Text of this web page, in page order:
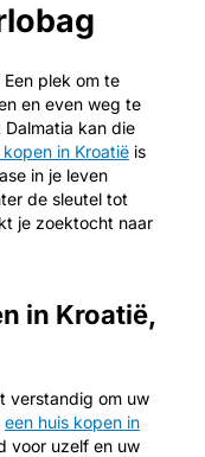
Een plek om te
en even weg te
Dalmatia kan die
kopen in Kroatië is
in je leven
de sleutel tot
je zoektocht naar
in Kroatië,
verstandig om uw
een huis kopen in
voor uzelf en uw